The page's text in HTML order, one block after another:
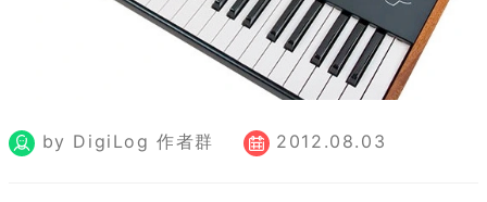
by DigiLog 作者群 2012.08.03